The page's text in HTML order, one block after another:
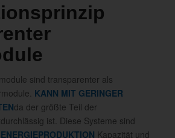
sind transparenter als
KANN MIT GERINGER
da der größte Teil der
ist. Diese Systeme sind
ENERGIEPRODUKTION Kapazität und